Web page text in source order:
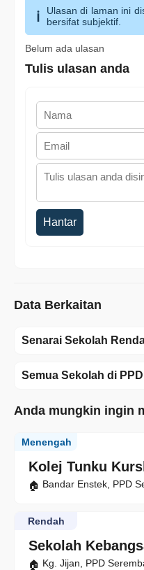
Ulasan di laman ini
bersifat subjektif.
Belum ada ulasan
Tulis ulasan anda
Hantar
Data Berkaitan
Senarai Sekolah
Semua Sekolah di
Anda mungkin ingin
Kolej Tunku
Menengah
Bandar Enstek, PPD
Sekolah
Rendah
Kg. Jijan, PPD